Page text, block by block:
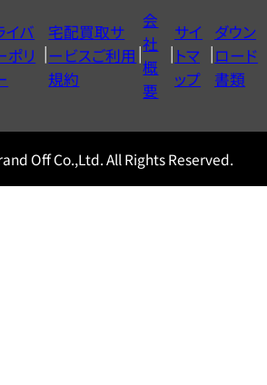
ヤ
ル
0120604117
イバ
ポリ
宅配買取サ
ービスご利用
規約
会
社
概
要
サイ
トマ
ップ
ダウン
ロード
書類
Off Co.,Ltd. All Rights Reserved.